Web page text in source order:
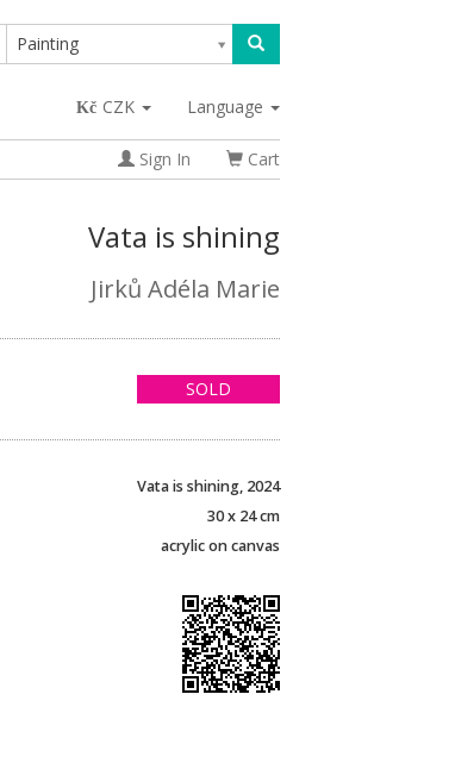
Painting
CZK Language
Sign In Cart
Vata is shining
Jirků Adéla Marie
SOLD
Vata is shining, 2024
30 x 24 cm
acrylic on canvas